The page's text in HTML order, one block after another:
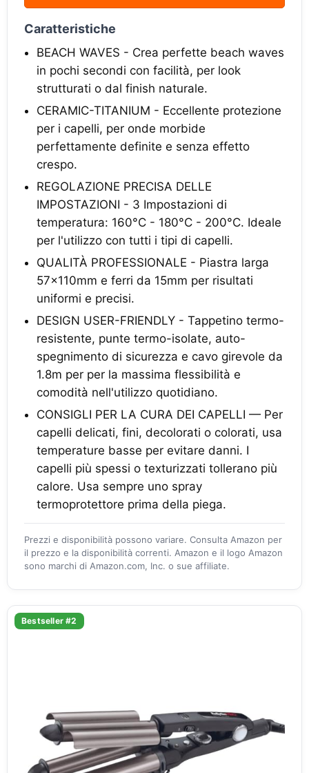
Caratteristiche
BEACH WAVES - Crea perfette beach waves
in pochi secondi con facilità, per look
strutturati o dal finish naturale.
CERAMIC-TITANIUM - Eccellente protezione
per i capelli, per onde morbide
perfettamente definite e senza effetto
crespo.
REGOLAZIONE PRECISA DELLE
IMPOSTAZIONI - 3 Impostazioni di
temperatura: 160°C - 180°C - 200°C. Ideale
per l'utilizzo con tutti i tipi di capelli.
QUALITÀ PROFESSIONALE - Piastra larga
57x110mm e ferri da 15mm per risultati
uniformi e precisi.
DESIGN USER-FRIENDLY - Tappetino termo-
resistente, punte termo-isolate, auto-
spegnimento di sicurezza e cavo girevole da
1.8m per per la massima flessibilità e
comodità nell'utilizzo quotidiano.
CONSIGLI PER LA CURA DEI CAPELLI — Per
capelli delicati, fini, decolorati o colorati, usa
temperature basse per evitare danni. I
capelli più spessi o texturizzati tollerano più
calore. Usa sempre uno spray
termoprotettore prima della piega.
Prezzi e disponibilità possono variare. Consulta Amazon per
il prezzo e la disponibilità correnti. Amazon e il logo Amazon
sono marchi di Amazon.com, Inc. o sue affiliate.
Bestseller #2